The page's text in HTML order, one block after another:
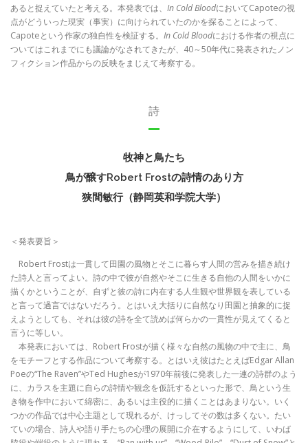
あると捉えていたと考える。本発表では、 In Cold BloodにおいてCapoteの視
点がどういった現実（事実）に向けられていたのかを探ることによって、
Capoteという作家の独自性を検証する。 In Cold Bloodにおける作者の視点に
ついてはこれまでにも議論がなされてきたが、40～50年代に発表されたノン
フィクション作品からの反映をまじえて考察する。
詩
牧神と鳥たち
鳥が醸すRobert Frostの詩情のあり方
狭間敏行（静岡英和学院大学）
＜発表要旨＞
Robert Frostは一貫して田園の風物とそこに暮らす人間の営みを描き続け
た詩人と言ってよい。詩の中で彼が自然やそこに生きる自他の人間をいかに
描くかということが、自ずと彼の詩に内在する人生観や世界観を表している
と言って過言ではないだろう。とはいえ大括りに自然なり田園と抽象的に捉
えようとしても、それは彼の詩を全て読めば何らかの一貫性が見えてくると
言うに等しい。
本発表においては、Robert Frostが描く様々な自然の風物の中で主に、鳥
をモチーフとする作品について考察する。とはいえ彼はたとえばEdgar Allan
Poeの“The Raven”やTed Hughesが1970年前後に発表した一連の詩群のよう
に、カラスを主題に自らの詩情や観念を仮託するといった形で、鳥という生
き物を作中において綿密に、あるいは主役的に描くことはあまりない。いく
つかの作品では中心主題として現れるが、けっしてその数は多くない。たい
ていの場合、詩人や語り手たちの心理の展開に介在するようにして、いわば